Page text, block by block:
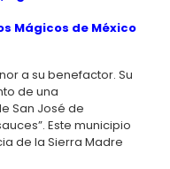
Mágicos de México
a su benefactor. Su
de una
San José de
Este municipio
de la Sierra Madre